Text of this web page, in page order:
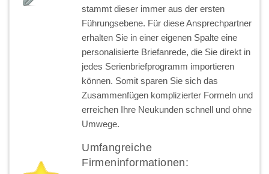
stammt dieser immer aus der ersten
Führungsebene. Für diese Ansprechpartner
erhalten Sie in einer eigenen Spalte eine
personalisierte Briefanrede, die Sie direkt in
jedes Serienbriefprogramm importieren
können. Somit sparen Sie sich das
Zusammenfügen komplizierter Formeln und
erreichen Ihre Neukunden schnell und ohne
Umwege.
Umfangreiche
Firmeninformationen: